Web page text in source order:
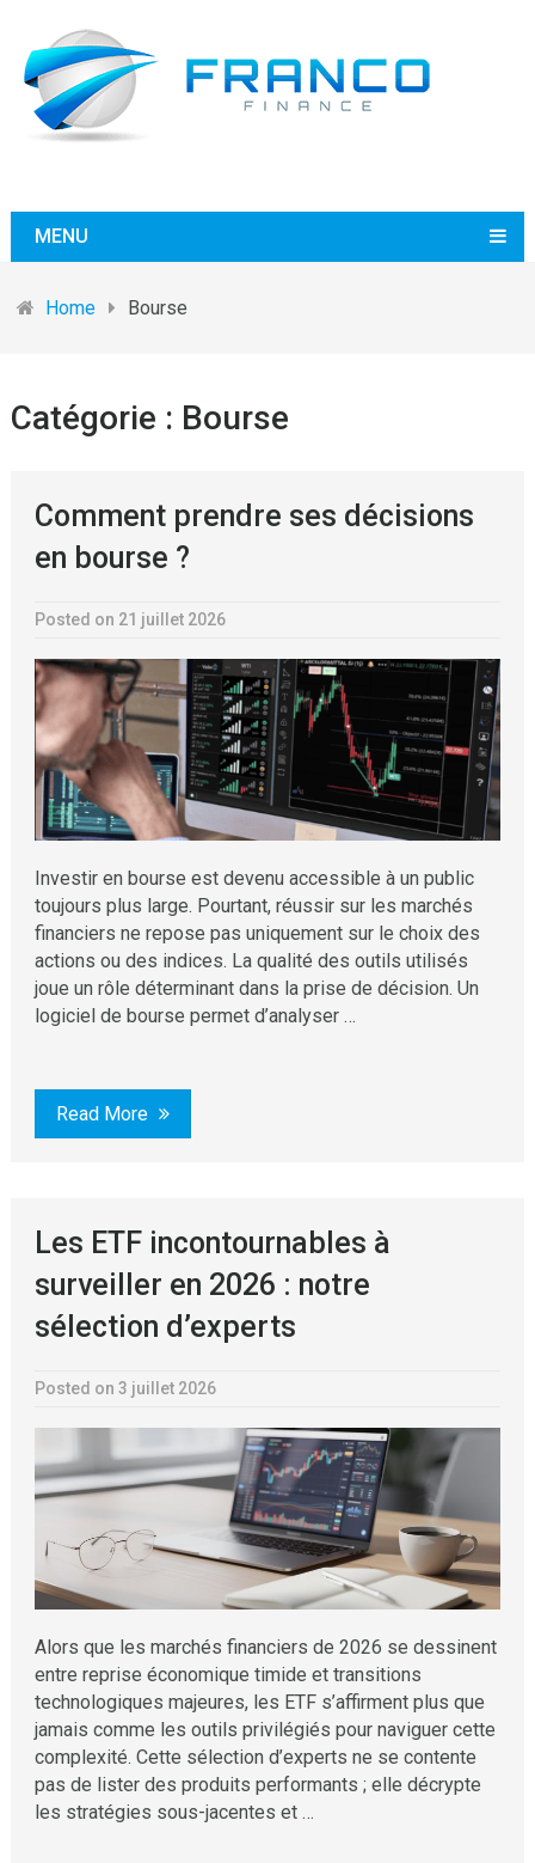
MENU
Home Bourse
Catégorie : Bourse
Comment prendre ses décisions
en bourse ?
Posted on 21 juillet 2026
Investir en bourse est devenu accessible à un public
toujours plus large. Pourtant, réussir sur les marchés
financiers ne repose pas uniquement sur le choix des
actions ou des indices. La qualité des outils utilisés
joue un rôle déterminant dans la prise de décision. Un
logiciel de bourse permet d’analyser …
Read More
Les ETF incontournables à
surveiller en 2026 : notre
sélection d’experts
Posted on 3 juillet 2026
Alors que les marchés financiers de 2026 se dessinent
entre reprise économique timide et transitions
technologiques majeures, les ETF s’affirment plus que
jamais comme les outils privilégiés pour naviguer cette
complexité. Cette sélection d’experts ne se contente
pas de lister des produits performants ; elle décrypte
les stratégies sous-jacentes et …